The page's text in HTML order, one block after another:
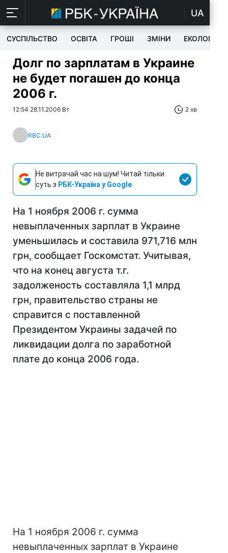
UA
СУСПІЛЬСТВО ОСВІТА ГРОШІ ЗМІНИ ЕКОЛОГІЯ
Долг по зарплатам в Украине
не будет погашен до конца
2006 г.
12:54 28.11.2006 Вт 2 хв
RBC.UA
Не витрачай час на шум! Читай тільки
суть з РБК-Україна у Google
На 1 ноября 2006 г. сумма
невыплаченных зарплат в Украине
уменьшилась и составила 971,716 млн
грн, сообщает Госкомстат. Учитывая,
что на конец августа т.г.
задолженость составляла 1,1 млрд
грн, правительство страны не
справится с поставленной
Президентом Украины задачей по
ликвидации долга по заработной
плате до конца 2006 года.
На 1 ноября 2006 г. сумма
невыплаченных зарплат в Украине